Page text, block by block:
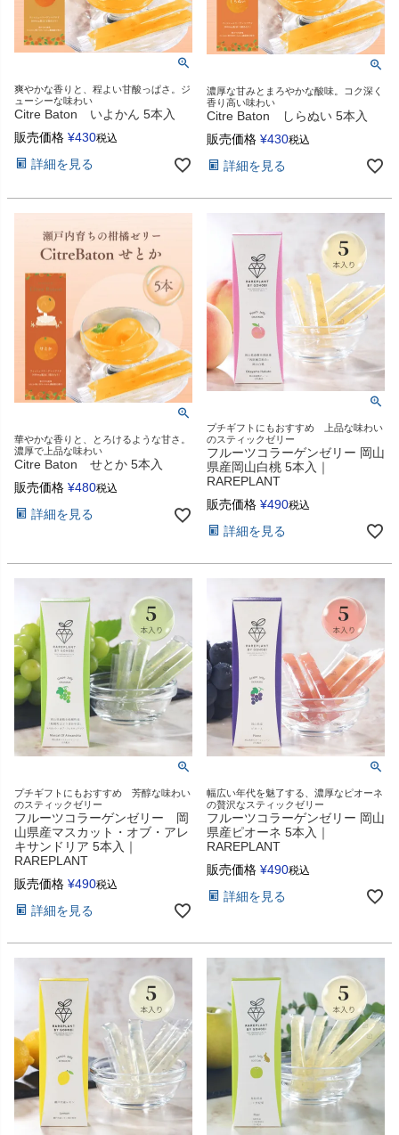
爽やかな香りと、程よい甘酸っぱさ。ジ
ューシーな味わい
Citre Baton いよかん 5本入
販売価格 ¥430税込
詳細を見る
濃厚な甘みとまろやかな酸味。コク深く
香り高い味わい
Citre Baton しらぬい 5本入
販売価格 ¥430税込
詳細を見る
華やかな香りと、とろけるような甘さ。
濃厚で上品な味わい
Citre Baton せとか 5本入
販売価格 ¥480税込
詳細を見る
プチギフトにもおすすめ 上品な味わい
のスティックゼリー
フルーツコラーゲンゼリー 岡山
県産岡山白桃 5本入｜
RAREPLANT
販売価格 ¥490税込
詳細を見る
プチギフトにもおすすめ 芳醇な味わい
のスティックゼリー
フルーツコラーゲンゼリー 岡
山県産マスカット・オブ・アレ
キサンドリア 5本入｜
RAREPLANT
販売価格 ¥490税込
詳細を見る
幅広い年代を魅了する、濃厚なピオーネ
の贅沢なスティックゼリー
フルーツコラーゲンゼリー 岡山
県産ピオーネ 5本入｜
RAREPLANT
販売価格 ¥490税込
詳細を見る